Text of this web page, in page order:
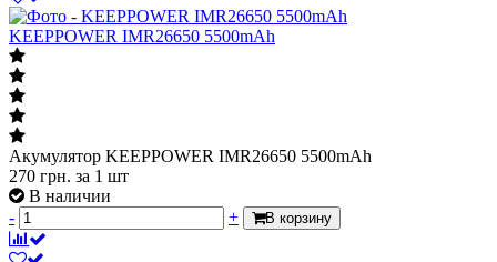
KEEPPOWER IMR26650 5500mAh
Акумулятор KEEPPOWER IMR26650 5500mAh
270 грн. за 1 шт
В наличии
-
+ В корзину